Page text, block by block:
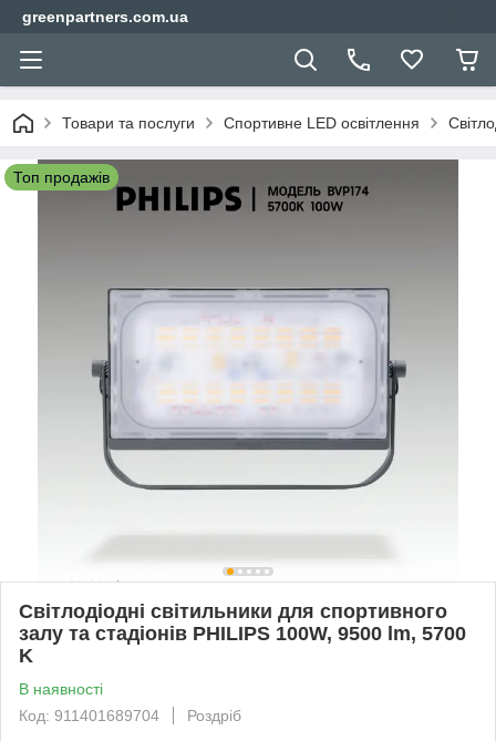
greenpartners.com.ua
Товари та послуги Спортивне LED освітлення
Топ продажів
Світлодіодні світильники для спортивного
залу та стадіонів PHILIPS 100W, 9500 lm, 5700
K
В наявності
Код: 911401689704
Роздріб